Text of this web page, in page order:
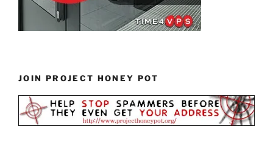
JOIN PROJECT HONEY POT